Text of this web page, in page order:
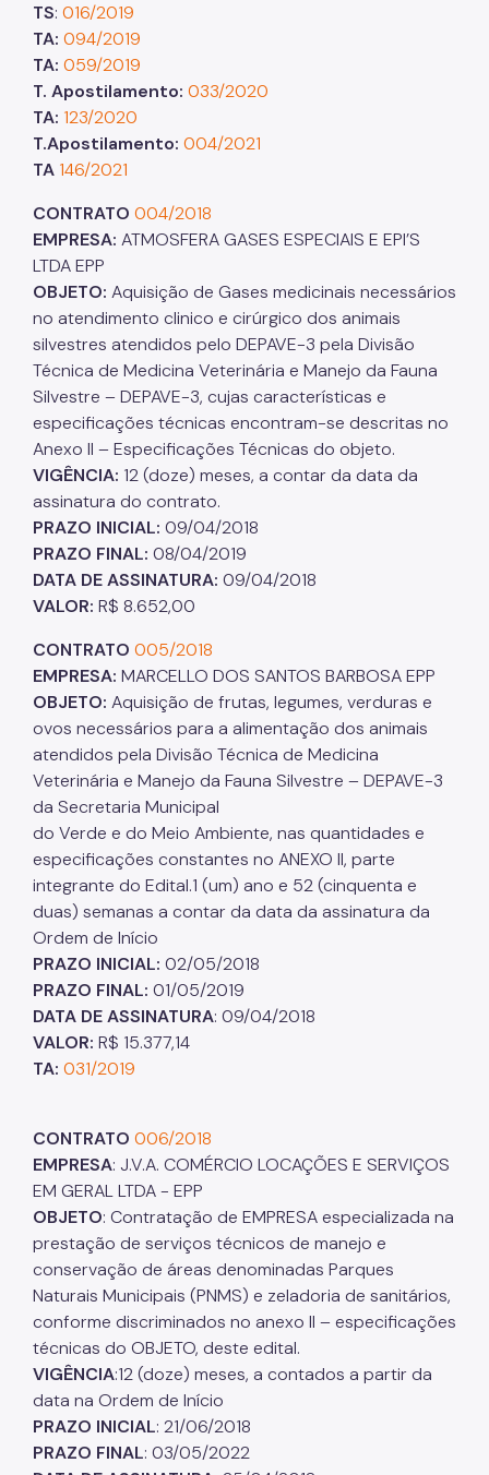
IPVA
Fiscalização Ambiental
Defesa e Valorização Ambiental
TAC - Termo de Ajustamento de Conduta
Comitê do Clima
Plano de Ação Climática
COMFROTA-SP
Planos
Mata Atlântica
Arborização Urbana
Áreas Protegidas, Áreas Verdes e Espaços Livres
Plano de Ação Climática
Serviços Ambientais
Educação Ambiental
Programas
Município VerdeAzul
Legislação
Biblioteca
Ouvidoria Geral
TS: 016/2019
TA: 094/2019
TA: 059/2019
T. Apostilamento: 033/2020
TA: 123/2020
T.Apostilamento: 004/2021
TA 146/2021
CONTRATO 004/2018
EMPRESA: ATMOSFERA GASES ESPECIAIS E EPI’S
LTDA EPP
OBJETO: Aquisição de Gases medicinais necessários
no atendimento clinico e cirúrgico dos animais
silvestres atendidos pelo DEPAVE-3 pela Divisão
Técnica de Medicina Veterinária e Manejo da Fauna
Silvestre – DEPAVE-3, cujas características e
especificações técnicas encontram-se descritas no
Anexo II – Especificações Técnicas do objeto.
VIGÊNCIA: 12 (doze) meses, a contar da data da
assinatura do contrato.
PRAZO INICIAL: 09/04/2018
PRAZO FINAL: 08/04/2019
DATA DE ASSINATURA: 09/04/2018
VALOR: R$ 8.652,00
CONTRATO 005/2018
EMPRESA: MARCELLO DOS SANTOS BARBOSA EPP
OBJETO: Aquisição de frutas, legumes, verduras e
ovos necessários para a alimentação dos animais
atendidos pela Divisão Técnica de Medicina
Veterinária e Manejo da Fauna Silvestre – DEPAVE-3
da Secretaria Municipal
do Verde e do Meio Ambiente, nas quantidades e
especificações constantes no ANEXO II, parte
integrante do Edital.1 (um) ano e 52 (cinquenta e
duas) semanas a contar da data da assinatura da
Ordem de Início
PRAZO INICIAL: 02/05/2018
PRAZO FINAL: 01/05/2019
DATA DE ASSINATURA: 09/04/2018
VALOR: R$ 15.377,14
TA: 031/2019
CONTRATO 006/2018
EMPRESA: J.V.A. COMÉRCIO LOCAÇÕES E SERVIÇOS
EM GERAL LTDA - EPP
OBJETO: Contratação de EMPRESA especializada na
prestação de serviços técnicos de manejo e
conservação de áreas denominadas Parques
Naturais Municipais (PNMS) e zeladoria de sanitários,
conforme discriminados no anexo II – especificações
técnicas do OBJETO, deste edital.
VIGÊNCIA:12 (doze) meses, a contados a partir da
data na Ordem de Início
PRAZO INICIAL: 21/06/2018
PRAZO FINAL: 03/05/2022